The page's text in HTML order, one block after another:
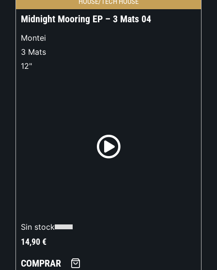
Midnight Mooring EP – 3 Mats 04
Montei
3 Mats
12"
Sin stock
14,90€
COMPRAR